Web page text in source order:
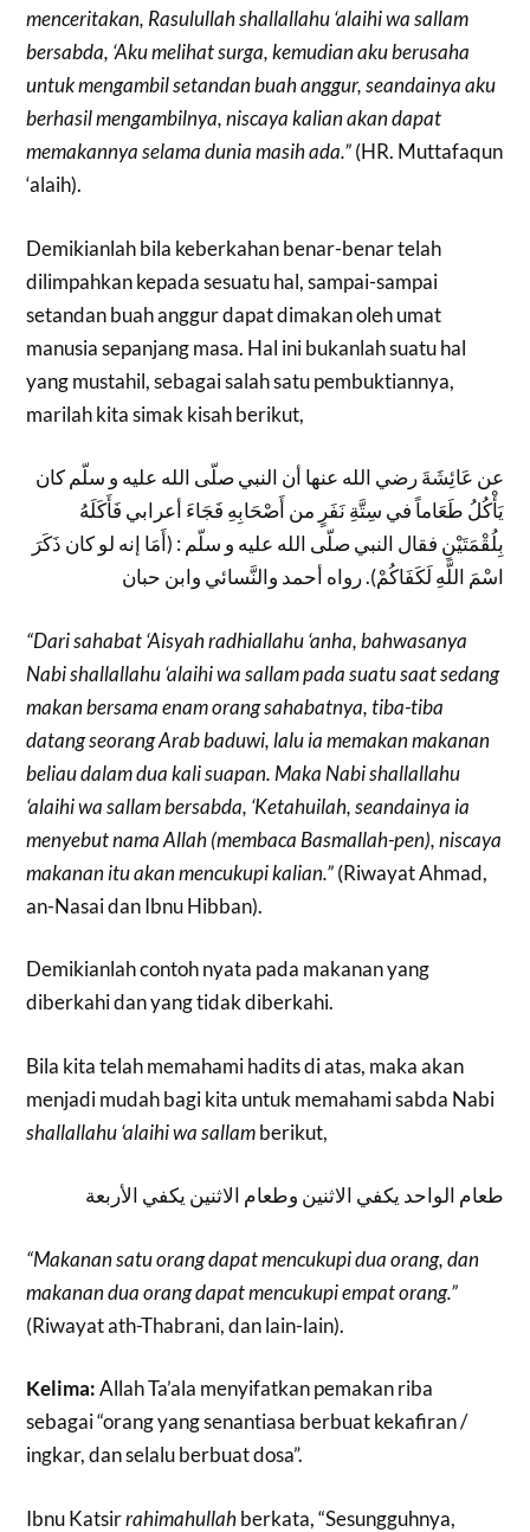
menceritakan, Rasulullah shallallahu ‘alaihi wa sallam
bersabda, ‘Aku melihat surga, kemudian aku berusaha
untuk mengambil setandan buah anggur, seandainya aku
berhasil mengambilnya, niscaya kalian akan dapat
memakannya selama dunia masih ada.”(HR. Muttafaqun
‘alaih).
Demikianlah bila keberkahan benar-benar telah
dilimpahkan kepada sesuatu hal, sampai-sampai
setandan buah anggur dapat dimakan oleh umat
manusia sepanjang masa. Hal ini bukanlah suatu hal
yang mustahil, sebagai salah satu pembuktiannya,
marilah kita simak kisah berikut,
عن عَائِشَةَ رضي الله عنها أن النبي صلّى الله عليه و سلّم كان
يَأْكُلُ طَعَاماً في سِتَّةِ نَفَرٍ من أَصْحَابِهِ فَجَاءَ أعرابي فَأَكَلَهُ
بِلُقْمَتَيْنِ فقال النبي صلّى الله عليه و سلّم : (أَمَا إنه لو كان ذَكَرَ
اسْمَ اللَّهِ لَكَفَاكُمْ). رواه أحمد والنَّسائي وابن حبان
“Dari sahabat ‘Aisyahradhiallahu ‘anha, bahwasanya
Nabishallallahu ‘alaihi wa sallam pada suatu saat sedang
makan bersama enam orang sahabatnya, tiba-tiba
datang seorang Arab baduwi, lalu ia memakan makanan
beliau dalam dua kali suapan. Maka Nabi shallallahu
‘alaihi wa sallam bersabda, ‘Ketahuilah, seandainya ia
menyebut nama Allah (membaca Basmallah-pen), niscaya
makanan itu akan mencukupi kalian.”(Riwayat Ahmad,
an-Nasai dan Ibnu Hibban).
Demikianlah contoh nyata pada makanan yang
diberkahi dan yang tidak diberkahi.
Bila kita telah memahami hadits di atas, maka akan
menjadi mudah bagi kita untuk memahami sabda Nabi
shallallahu ‘alaihi wa sallamberikut,
طعام الواحد يكفي الاثنين وطعام الاثنين يكفي الأربعة
“Makanan satu orang dapat mencukupi dua orang, dan
makanan dua orang dapat mencukupi empat orang.”
(Riwayat ath-Thabrani, dan lain-lain).
Kelima:Allah Ta’ala menyifatkan pemakan riba
sebagai “orang yang senantiasa berbuat kekafiran /
ingkar, dan selalu berbuat dosa”.
Ibnu Katsirrahimahullahberkata, “Sesungguhnya,